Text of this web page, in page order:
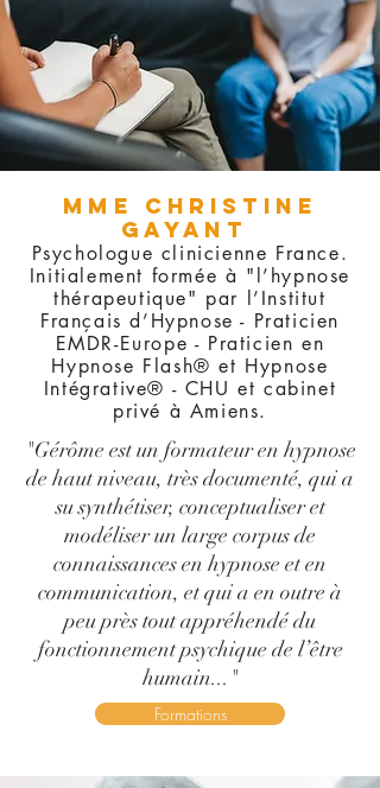
Mme CHRISTINE
GAYANT
Psychologue clinicienne France.
Initialement formée à "l’hypnose
thérapeutique" par l’Institut
Français d’Hypnose - Praticien
EMDR-Europe - Praticien en
Hypnose Flash® et Hypnose
Intégrative® - CHU et cabinet
privé à Amiens.
"Gérôme est un formateur en hypnose
de haut niveau, très documenté, qui a
su synthétiser, conceptualiser et
modéliser un large corpus de
connaissances en hypnose et en
communication, et qui a en outre à
peu près tout appréhendé du
fonctionnement psychique de l’être
humain..."
Formations